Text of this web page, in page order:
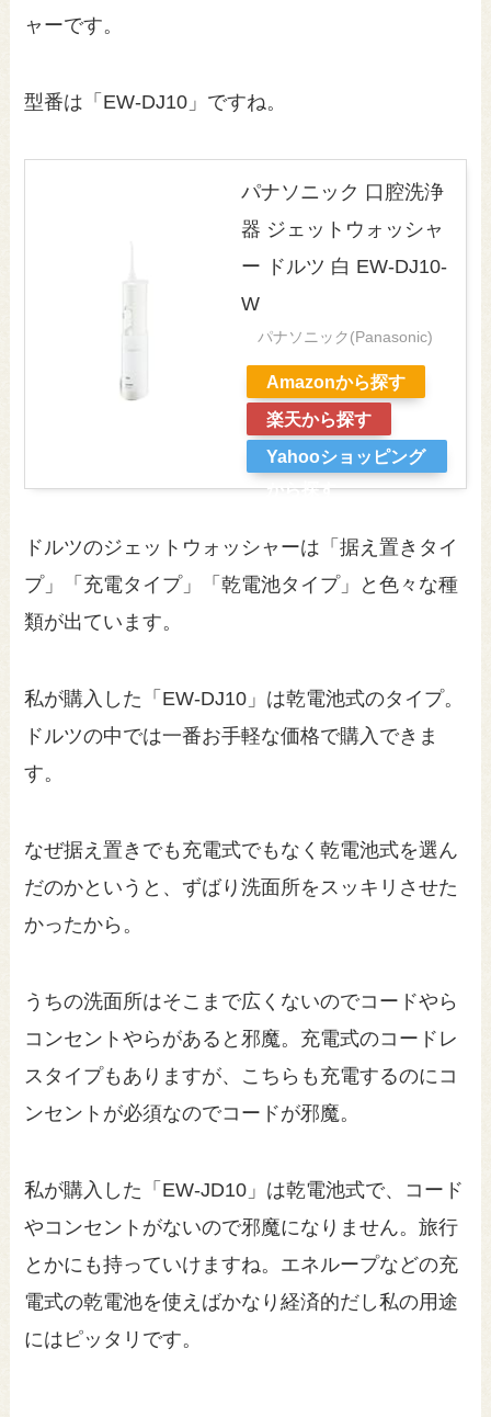
ャーです。
型番は「EW-DJ10」ですね。
パナソニック 口腔洗浄
器 ジェットウォッシャ
ー ドルツ 白 EW-DJ10-
W
パナソニック(Panasonic)
Amazonから探す
楽天から探す
Yahooショッピング
から探す
ドルツのジェットウォッシャーは「据え置きタイ
プ」「充電タイプ」「乾電池タイプ」と色々な種
類が出ています。
私が購入した「EW-DJ10」は乾電池式のタイプ。
ドルツの中では一番お手軽な価格で購入できま
す。
なぜ据え置きでも充電式でもなく乾電池式を選ん
だのかというと、ずばり洗面所をスッキリさせた
かったから。
うちの洗面所はそこまで広くないのでコードやら
コンセントやらがあると邪魔。充電式のコードレ
スタイプもありますが、こちらも充電するのにコ
ンセントが必須なのでコードが邪魔。
私が購入した「EW-JD10」は乾電池式で、コード
やコンセントがないので邪魔になりません。旅行
とかにも持っていけますね。エネループなどの充
電式の乾電池を使えばかなり経済的だし私の用途
にはピッタリです。